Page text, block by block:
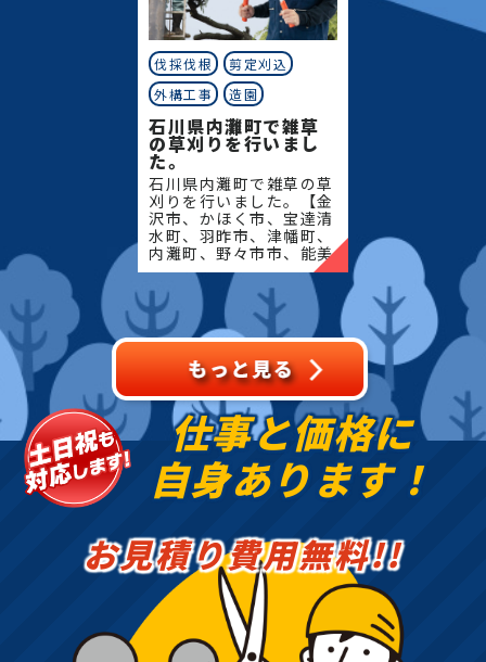
伐採伐根
剪定刈込
外構工事
造園
石川県内灘町で雑草
の草刈りを行いまし
た。
石川県内灘町で雑草の草
刈りを行いました。【金
沢市、かほく市、宝達清
水町、羽昨市、津幡町、
内灘町、野々市市、能美
市、川北町、小松市、白
山市、中能登町、七尾
市、志賀町、穴水町、輪
島市、能登町、珠州市】
地域
仕事と価格に
自身あります！
お見積り費用無料!!